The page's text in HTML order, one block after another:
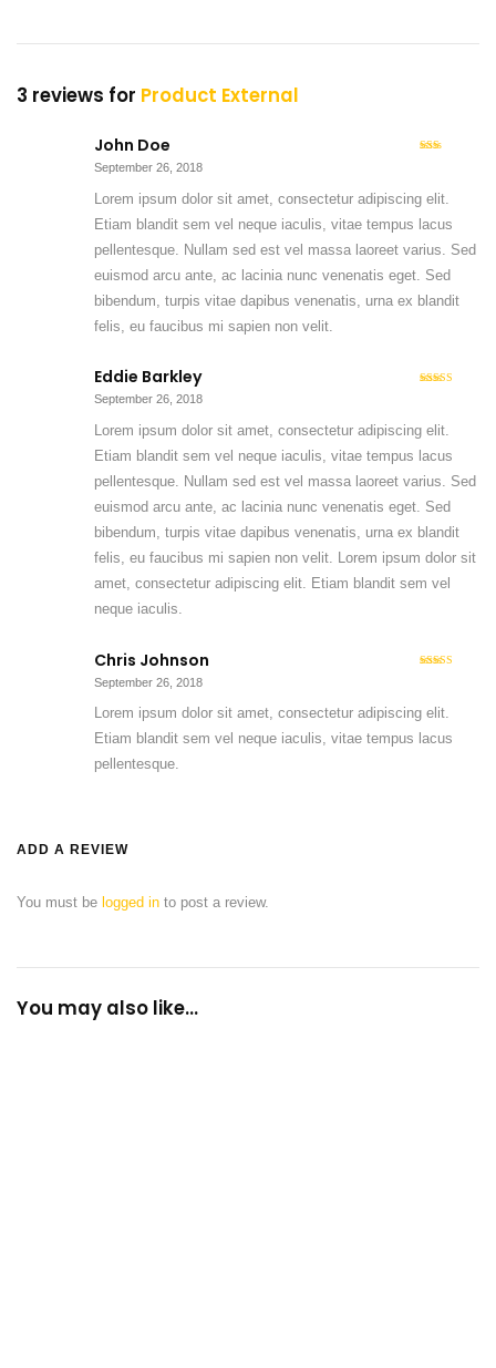
3 reviews for Product External
of 5
John Doe
September 26, 2018
Lorem ipsum dolor sit amet, consectetur adipiscing elit.
Etiam blandit sem vel neque iaculis, vitae tempus lacus
pellentesque. Nullam sed est vel massa laoreet varius. Sed
euismod arcu ante, ac lacinia nunc venenatis eget. Sed
bibendum, turpis vitae dapibus venenatis, urna ex blandit
felis, eu faucibus mi sapien non velit.
Eddie Barkley
September 26, 2018
Lorem ipsum dolor sit amet, consectetur adipiscing elit.
Etiam blandit sem vel neque iaculis, vitae tempus lacus
pellentesque. Nullam sed est vel massa laoreet varius. Sed
euismod arcu ante, ac lacinia nunc venenatis eget. Sed
bibendum, turpis vitae dapibus venenatis, urna ex blandit
felis, eu faucibus mi sapien non velit. Lorem ipsum dolor sit
amet, consectetur adipiscing elit. Etiam blandit sem vel
neque iaculis.
Chris Johnson
September 26, 2018
Lorem ipsum dolor sit amet, consectetur adipiscing elit.
Etiam blandit sem vel neque iaculis, vitae tempus lacus
pellentesque.
ADD A REVIEW
You must be logged in to post a review.
You may also like…